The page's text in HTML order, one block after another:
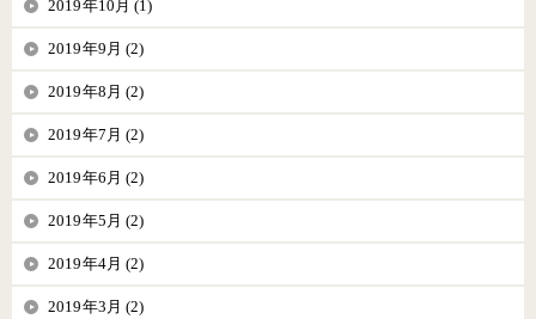
2019年10月 (1)
2019年9月 (2)
2019年8月 (2)
2019年7月 (2)
2019年6月 (2)
2019年5月 (2)
2019年4月 (2)
2019年3月 (2)